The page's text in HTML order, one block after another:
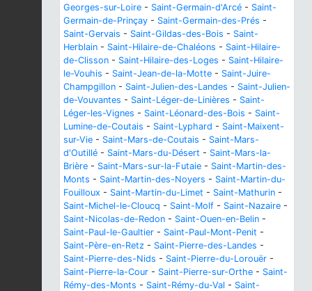
Georges-sur-Loire - Saint-Germain-d'Arcé - Saint-
Germain-de-Prinçay - Saint-Germain-des-Prés -
Saint-Gervais - Saint-Gildas-des-Bois - Saint-
Herblain - Saint-Hilaire-de-Chaléons - Saint-Hilaire-
de-Clisson - Saint-Hilaire-des-Loges - Saint-Hilaire-
le-Vouhis - Saint-Jean-de-la-Motte - Saint-Juire-
Champgillon - Saint-Julien-des-Landes - Saint-Julien-
de-Vouvantes - Saint-Léger-de-Linières - Saint-
Léger-les-Vignes - Saint-Léonard-des-Bois - Saint-
Lumine-de-Coutais - Saint-Lyphard - Saint-Maixent-
sur-Vie - Saint-Mars-de-Coutais - Saint-Mars-
d'Outillé - Saint-Mars-du-Désert - Saint-Mars-la-
Brière - Saint-Mars-sur-la-Futaie - Saint-Martin-des-
Monts - Saint-Martin-des-Noyers - Saint-Martin-du-
Fouilloux - Saint-Martin-du-Limet - Saint-Mathurin -
Saint-Michel-le-Cloucq - Saint-Molf - Saint-Nazaire -
Saint-Nicolas-de-Redon - Saint-Ouen-en-Belin -
Saint-Paul-le-Gaultier - Saint-Paul-Mont-Penit -
Saint-Père-en-Retz - Saint-Pierre-des-Landes -
Saint-Pierre-des-Nids - Saint-Pierre-du-Lorouër -
Saint-Pierre-la-Cour - Saint-Pierre-sur-Orthe - Saint-
Rémy-des-Monts - Saint-Rémy-du-Val - Saint-